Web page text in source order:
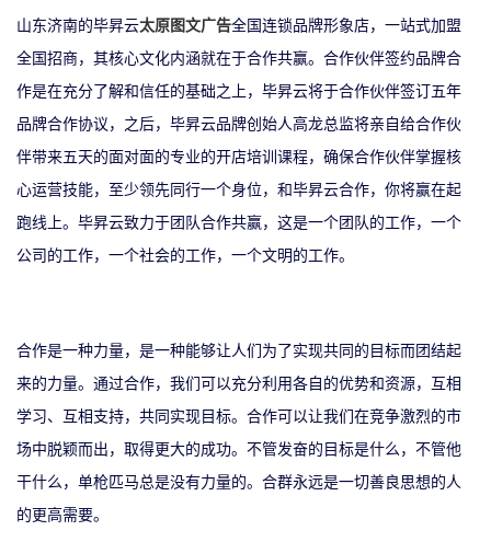
山东济南的毕昇云太原图文广告全国连锁品牌形象店，一站式加盟
全国招商，其核心文化内涵就在于合作共赢。合作伙伴签约品牌合
作是在充分了解和信任的基础之上，毕昇云将于合作伙伴签订五年
品牌合作协议，之后，毕昇云品牌创始人高龙总监将亲自给合作伙
伴带来五天的面对面的专业的开店培训课程，确保合作伙伴掌握核
心运营技能，至少领先同行一个身位，和毕昇云合作，你将赢在起
跑线上。毕昇云致力于团队合作共赢，这是一个团队的工作，一个
公司的工作，一个社会的工作，一个文明的工作。
合作是一种力量，是一种能够让人们为了实现共同的目标而团结起
来的力量。通过合作，我们可以充分利用各自的优势和资源，互相
学习、互相支持，共同实现目标。合作可以让我们在竞争激烈的市
场中脱颖而出，取得更大的成功。 不管发奋的目标是什么，不管他
干什么，单枪匹马总是没有力量的。合群永远是一切善良思想的人
的更高需要。